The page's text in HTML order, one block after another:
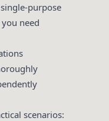
purpose
need
scenarios: